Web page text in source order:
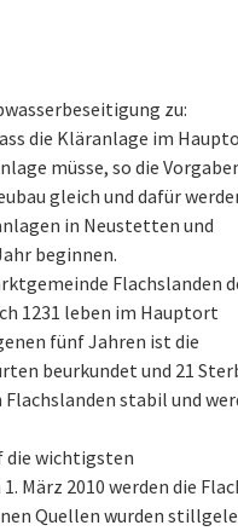
zu:
die Kläranlage im
müsse, so die
gleich und dafür
in Neustetten und
beginnen.
Flachslanden
1231 leben im Hauptort
fünf Jahren ist die
beurkundet und 21
stabil und
die wichtigsten
März 2010 werden die
Quellen wurden